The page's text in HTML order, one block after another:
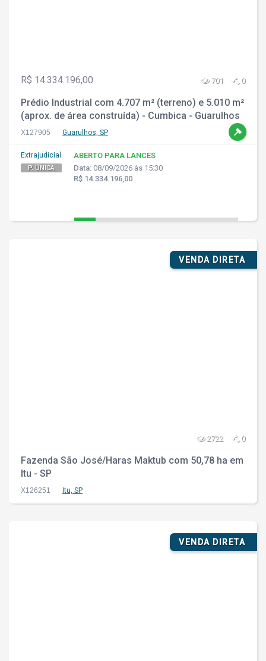
R$ 14.334.196,00 701 0
Prédio Industrial com 4.707 m² (terreno) e 5.010 m²
(aprox. de área construída) - Cumbica - Guarulhos
- SP
X127905 Guarulhos, SP
Extrajudicial
P. ÚNICA
ABERTO PARA LANCES
Data: 08/09/2026 às 15:30
R$ 14.334.196,00
VENDA DIRETA
2722 0
Fazenda São José/Haras Maktub com 50,78 ha em
Itu - SP
X126251 Itu, SP
VENDA DIRETA